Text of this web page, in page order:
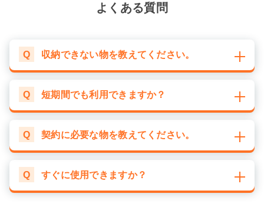
よくある質問
Q 収納できない物を教えてください。
Q 短期間でも利用できますか？
Q 契約に必要な物を教えてください。
Q すぐに使用できますか？